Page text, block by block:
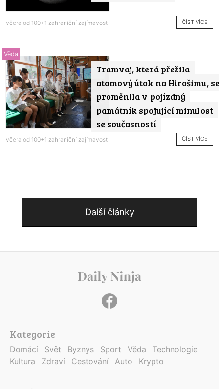
včera od 100+1 zahraniční zajímavost ČÍST VÍCE
Tramvaj, která přežila
atomový útok na Hirošimu, se
proměnila v pojízdný
památník spojující minulost
se současností
Věda
včera od 100+1 zahraniční zajímavost ČÍST VÍCE
Další články
Kategorie
Domácí Svět Byznys Sport Věda
Technologie
Kultura
Zdraví Cestování Auto Krypto